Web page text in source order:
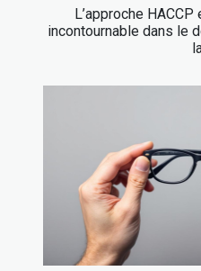
L’approche
incontournable dans le